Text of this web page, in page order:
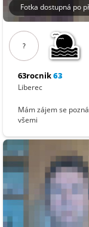
Fotka dostupná po
?
63rocnik63
Liberec
Mám zájem se
všemi